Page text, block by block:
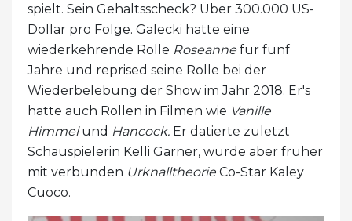
spielt. Sein Gehaltsscheck? Über 300.000 US-
Dollar pro Folge. Galecki hatte eine
wiederkehrende Rolle Roseannefür fünf
Jahre und reprised seine Rolle bei der
Wiederbelebung der Show im Jahr 2018. Er's
hatte auch Rollen in Filmen wie Vanille
Himmelund Hancock. Er datierte zuletzt
Schauspielerin Kelli Garner, wurde aber früher
mit verbunden UrknalltheorieCo-Star Kaley
Cuoco.